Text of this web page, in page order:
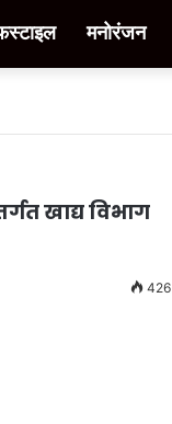
मनोरंजन
खाद्य विभाग
426